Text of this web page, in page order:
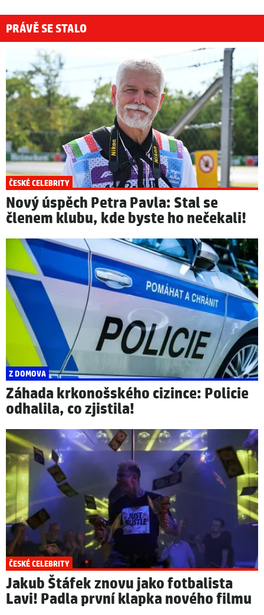
PRÁVĚ SE STALO
ČESKÉ CELEBRITY
Nový úspěch Petra Pavla: Stal se
členem klubu, kde byste ho nečekali!
Z DOMOVA
Záhada krkonošského cizince: Policie
odhalila, co zjistila!
ČESKÉ CELEBRITY
Jakub Štáfek znovu jako fotbalista
Lavi! Padla první klapka nového filmu